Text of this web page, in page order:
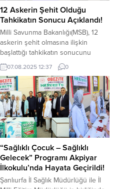
Gülpınar, Zabıta Daire
Başkanlığı’nın yeni hizmet binasını
ziyaret ederek yürütülen çalışmaları
yerinde inceledi. Zabıta Daire...
12 Askerin Şehit Olduğu
Tahkikatın Sonucu Açıklandı!
Milli Savunma Bakanlığı(MSB), 12
askerin şehit olmasına ilişkin
başlattığı tahkikatın sonucunu
açıkladı. 6 Temmuz’da Irak’ın
Pençe-Kilit harekâtı bölgesinde 12
askerin metan gazından
zehirlenerek şehit olmasına ilişkin
tahkikatın sonucunu belli oldu.
MSB, tahkikatın sonucu ile ilgili şu
ifadeleri kullandı; “Özellikle son on
yılda elde edilen tecrübeler
ışığında yapılan incelemeler
neticesinde; olayda...
07.08.2025 12:37 0
“Sağlıklı Çocuk – Sağlıklı
Gelecek” Programı Akpiyar
İlkokulu’nda Hayata Geçirildi!
Şanlıurfa İl Sağlık Müdürlüğü ile İl